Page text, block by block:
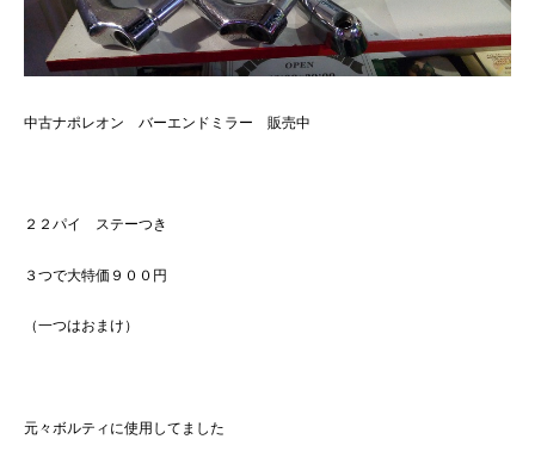
中古ナポレオン バーエンドミラー 販売中
２２パイ ステーつき
３つで大特価９００円
（一つはおまけ）
元々ボルティに使用してました